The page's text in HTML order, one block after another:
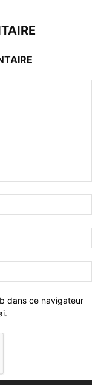
dans ce navigateur